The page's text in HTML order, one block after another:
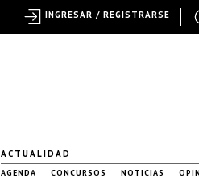
ACTUALIDAD
AGENDA CONCURSOS NOTICIAS
INGRESAR / REGISTRARSE